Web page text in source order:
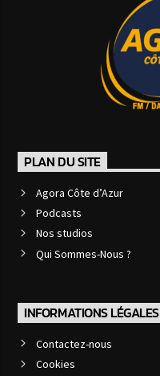
PLAN DU SITE
Agora Côte d’Azur
Podcasts
Nos studios
Qui Sommes-Nous ?
INFORMATIONS LÉGALES
Contactez-nous
Cookies